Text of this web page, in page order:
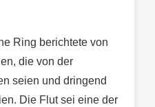
Ring berichtete von
die von der
seien und dringend
Die Flut sei eine der